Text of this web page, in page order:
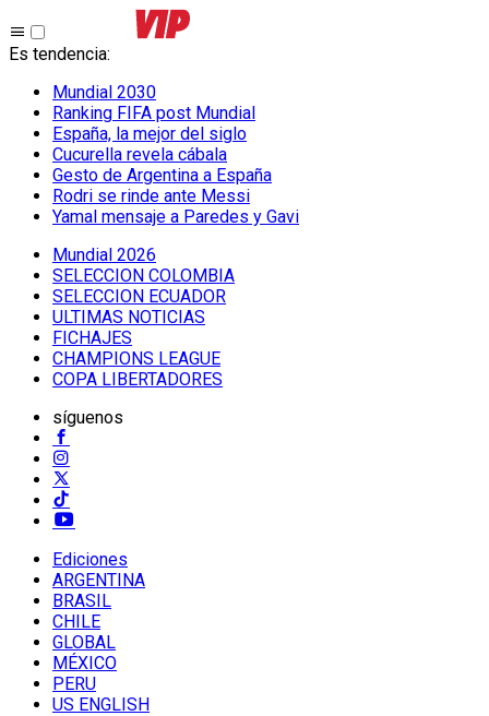
Es tendencia:
Mundial 2030
Ranking FIFA post Mundial
España, la mejor del siglo
Cucurella revela cábala
Gesto de Argentina a España
Rodri se rinde ante Messi
Yamal mensaje a Paredes y Gavi
Mundial 2026
SELECCION COLOMBIA
SELECCION ECUADOR
ULTIMAS NOTICIAS
FICHAJES
CHAMPIONS LEAGUE
COPA LIBERTADORES
síguenos
Ediciones
ARGENTINA
BRASIL
CHILE
GLOBAL
MÉXICO
PERU
US ENGLISH